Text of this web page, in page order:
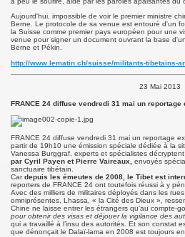
Aujourd'hui, impossible de voir le premier ministre
Berne. Le protocole de sa venue est entouré d'un
la Suisse comme premier pays européen pour une
venue pour signer un document ouvrant la base
Berne et Pékin.
http://www.lematin.ch/suisse/militants-tibetains-
23 Mai 2013
FRANCE 24 diffuse vendredi 31 mai un
FRANCE 24 diffuse vendredi 31 mai un reportage
partir de 19h10 une émission spéciale dédiée à la
Vanessa Burggraf, experts et spécialistes
par Cyril Payen et Pierre Vaireaux,
envoyés
sanctuaire tibétain.
Cardepuis les émeutes de 2008, le Tibet est
reporters de FRANCE 24 ont toutefois réussi à y
Avec des milliers de militaires déployés dans les
omniprésentes, Lhassa, « la Cité des Dieux »,
Chine ne laisse entrer les étrangers qu’au compte-
pour obtenir des visas et déjouer la vigilance des
qui a travaillé à l’insu des autorités. Et son constat
que dénonçait le Dalaï-lama en 2008 est toujours en